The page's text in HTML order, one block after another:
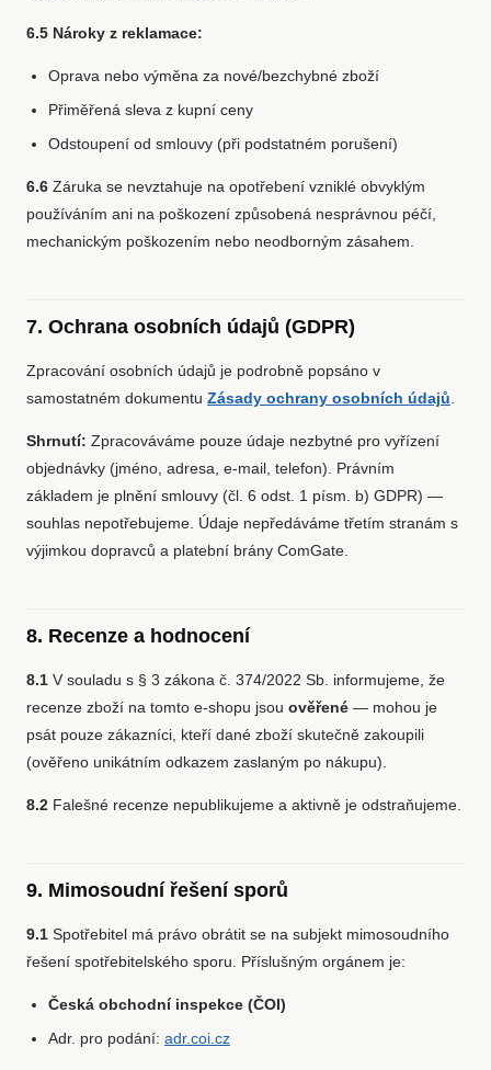
6.5 Nároky z reklamace:
Oprava nebo výměna za nové/bezchybné zboží
Přiměřená sleva z kupní ceny
Odstoupení od smlouvy (při podstatném porušení)
6.6 Záruka se nevztahuje na opotřebení vzniklé obvyklým
používáním ani na poškození způsobená nesprávnou péčí,
mechanickým poškozením nebo neodborným zásahem.
7. Ochrana osobních údajů (GDPR)
Zpracování osobních údajů je podrobně popsáno v
samostatném dokumentu Zásady ochrany osobních údajů
Shrnutí: Zpracováváme pouze údaje nezbytné pro vyřízení
objednávky (jméno, adresa, e-mail, telefon). Právním
základem je plnění smlouvy (čl. 6 odst. 1 písm. b) GDPR) —
souhlas nepotřebujeme. Údaje nepředáváme třetím stranám s
výjimkou dopravců a platební brány ComGate.
8. Recenze a hodnocení
8.1 V souladu s § 3 zákona č. 374/2022 Sb. informujeme, že
recenze zboží na tomto e-shopu jsou ověřené — mohou je
psát pouze zákazníci, kteří dané zboží skutečně zakoupili
(ověřeno unikátním odkazem zaslaným po nákupu).
8.2 Falešné recenze nepublikujeme a aktivně je odstraňujeme.
9. Mimosoudní řešení sporů
9.1 Spotřebitel má právo obrátit se na subjekt mimosoudního
řešení spotřebitelského sporu. Příslušným orgánem je:
Česká obchodní inspekce (ČOI)
Adr. pro podání: adr.coi.cz